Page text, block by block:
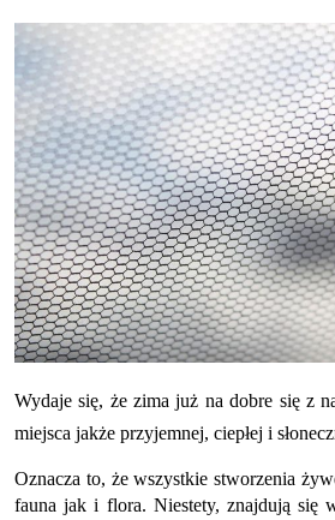
Wydaje się, że zima już na dobre się z
miejsca jakże przyjemnej, ciepłej i
Oznacza to, że wszystkie stworzenia
fauna jak i flora. Niestety, znajdują się